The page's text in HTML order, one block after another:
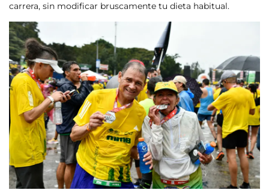
carrera, sin modificar bruscamente tu dieta habitual.